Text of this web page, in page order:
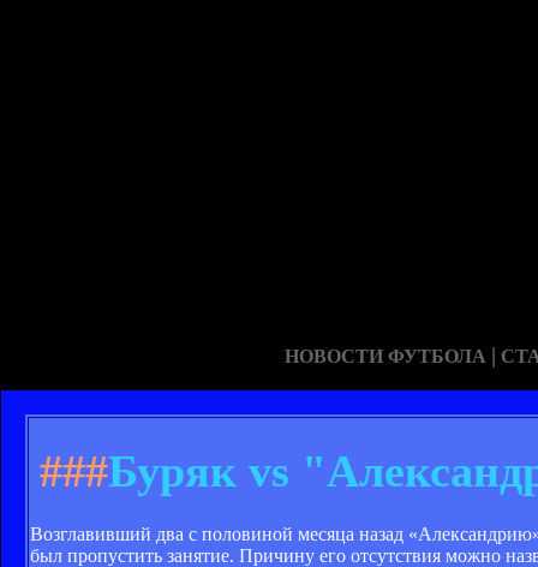
НОВОСТИ ФУТБОЛА |
###Буряк vs
Возглавивший два с половиной месяца назад
был пропустить занятие. Причину его отсутствия можно